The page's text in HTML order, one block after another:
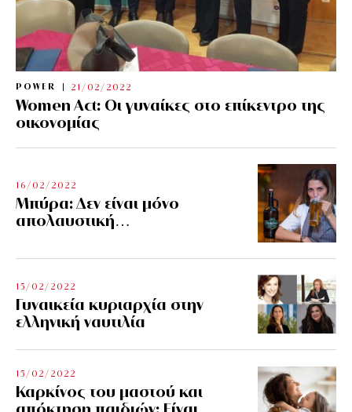
POWER 21/02/2022
Women Act: Οι γυναίκες στο επίκεντρο της
οικονομίας
16/02/2022
Μπύρα: Δεν είναι μόνο
απολαυστική…
15/02/2022
Γυναικεία κυριαρχία στην
ελληνική ναυτιλία
15/02/2022
Καρκίνος του μαστού και